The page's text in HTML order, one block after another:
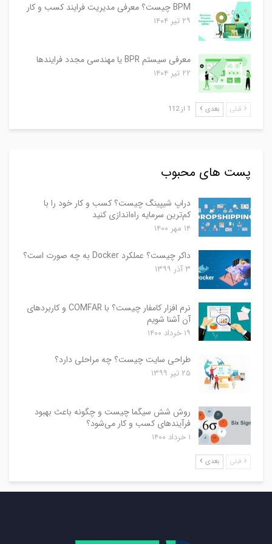
BPM چیست؟ معرفی مدیریت فرایند کسب و کار
۲۹ تیر ۱۴۰۴
معرفی سیستم BPR یا مهندسی مجدد فرایندها
۲۲ تیر ۱۴۰۴
قبلی بعدی 1 از 112
پست های محبوب
دراپ شیپینگ چیست؟ کسب و کار خود را با
کم‌ترین سرمایه راه‌اندازی کنید
۱۴ مهر ۱۴۰۰
داکر چیست؟ عملکرد Docker به چه صورت است؟
۳ آذر ۱۳۹۹
نرم افزار کامفار چیست؟ با COMFAR و کاربردهای
آن آشنا شویم
۱۹ خرداد ۱۴۰۰
طراحی سایت چیست؟ چه مراحلی دارد؟
۲۵ تیر ۱۳۹۹
روش شش سیگما چیست و چگونه باعث بهبود
فرآیندهای کسب و کار می‌شود؟
۱ خرداد ۱۴۰۰
قبلی بعدی